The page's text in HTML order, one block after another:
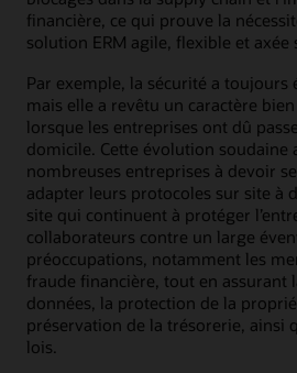
financière, ce qui prouve la
solution ERM agile, flexible et axée
Par exemple, la sécurité a toujours
mais elle a revêtu un caractère
lorsque les entreprises ont dû
domicile. Cette évolution soudaine
nombreuses entreprises à devoir
adapter leurs protocoles sur site à
site qui continuent à protéger
collaborateurs contre un large
préoccupations, notamment les
fraude financière, tout en assurant
données, la protection de la
préservation de la trésorerie, ainsi
lois.